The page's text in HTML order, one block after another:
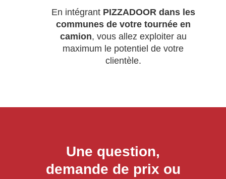
En intégrant PIZZADOOR dans les
communes de votre tournée en
camion, vous allez exploiter au
maximum le potentiel de votre
clientèle.
Une question,
demande de prix ou